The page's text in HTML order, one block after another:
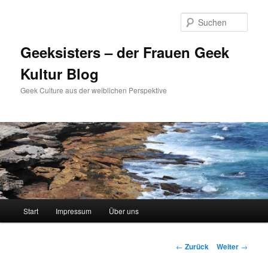
Geeksisters – der Frauen Geek
Kultur Blog
Geek Culture aus der weiblichen Perspektive
Start Impressum Über uns
Beitrags-
← Zurück Weiter →